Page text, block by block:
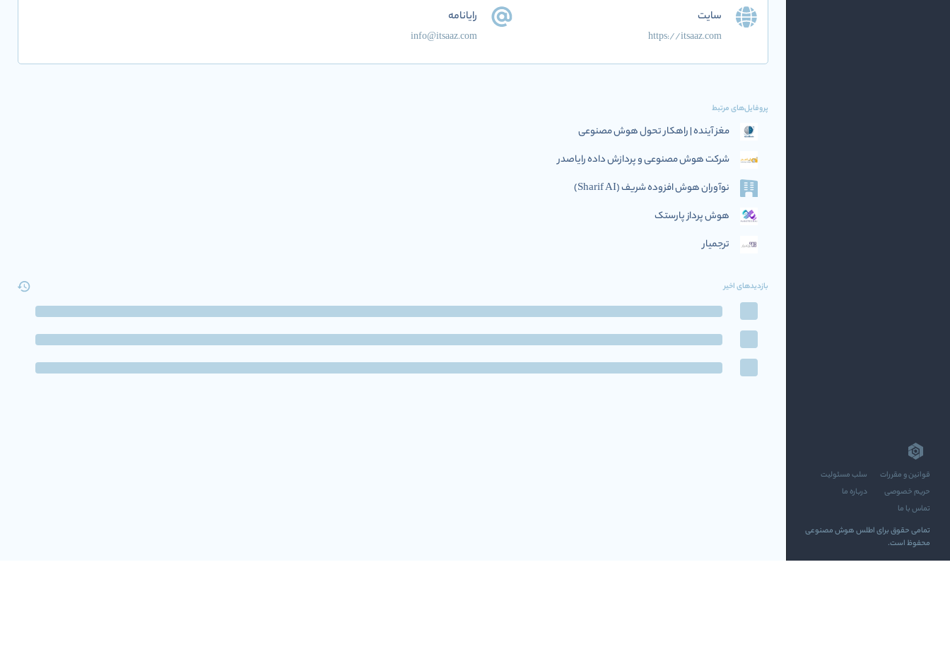
قوانین و مقررات
سلب مسئولیت
حریم خصوصی
درباره ما
تماس با ما
تمامی حقوق برای اطلس هوش مصنوعی
محفوظ است.
سایت
https://itsaaz.com
رایانامه
info@itsaaz.com
پروفایل‌های مرتبط
مغز آینده | راهکار تحول هوش مصنوعی
شرکت هوش مصنوعی و پردازش داده رایاصدر
نوآوران هوش افزوده‌ شریف (Sharif AI)
هوش پرداز پارستک
ترجمیار
بازدیدهای اخیر